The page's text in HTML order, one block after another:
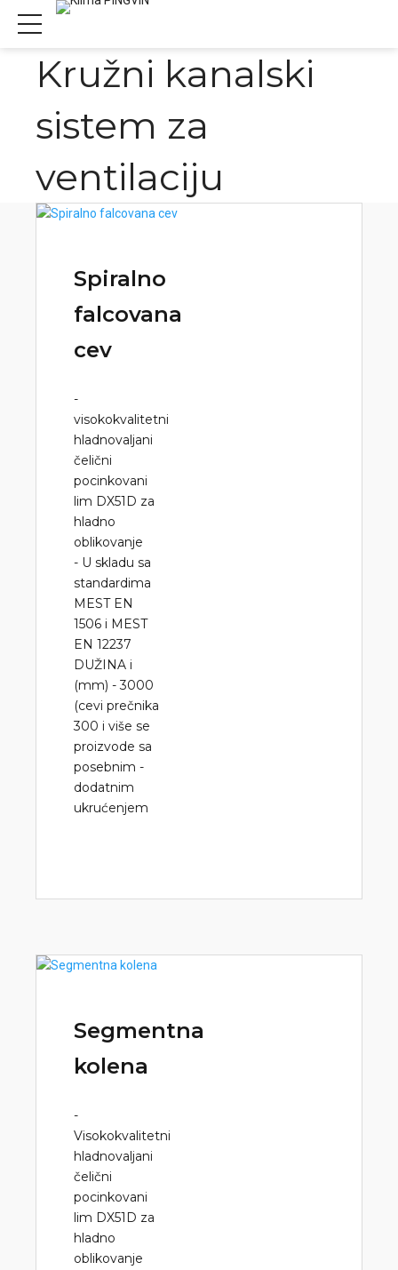
Kružni kanalski
sistem za
ventilaciju
Spiralno
falcovana
cev
-
visokokvalitetni
hladnovaljani
čelični
pocinkovani
lim DX51D za
hladno
oblikovanje
- U skladu sa
standardima
MEST EN
1506 i MEST
EN 12237
DUŽINA i
(mm) - 3000
(cevi prečnika
300 i više se
proizvode sa
posebnim -
dodatnim
ukrućenjem
Segmentna
kolena
-
Visokokvalitetni
hladnovaljani
čelični
pocinkovani
lim DX51D za
hladno
oblikovanje